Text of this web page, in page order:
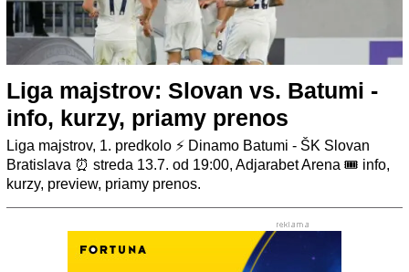
Liga majstrov: Slovan vs. Batumi -
info, kurzy, priamy prenos
Liga majstrov, 1. predkolo ⚡ Dinamo Batumi - ŠK Slovan
Bratislava ⏰ streda 13.7. od 19:00, Adjarabet Arena 🎟️ info,
kurzy, preview, priamy prenos.